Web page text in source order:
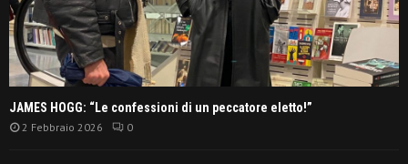
JAMES HOGG: “Le confessioni di un peccatore eletto!”
2 Febbraio 2026 0